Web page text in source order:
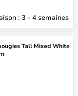
: 3 - 4 semaines
Tall Mixed White